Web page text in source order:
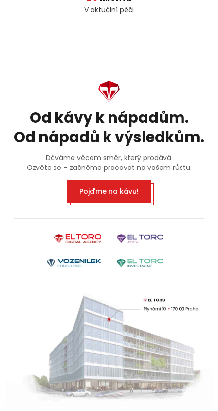
V aktuální péči
Od kávy k nápadům.
Od nápadů k výsledkům.
Dáváme věcem směr, který prodává.
Ozvěte se – začněme pracovat na vašem růstu.
Pojďme na kávu!